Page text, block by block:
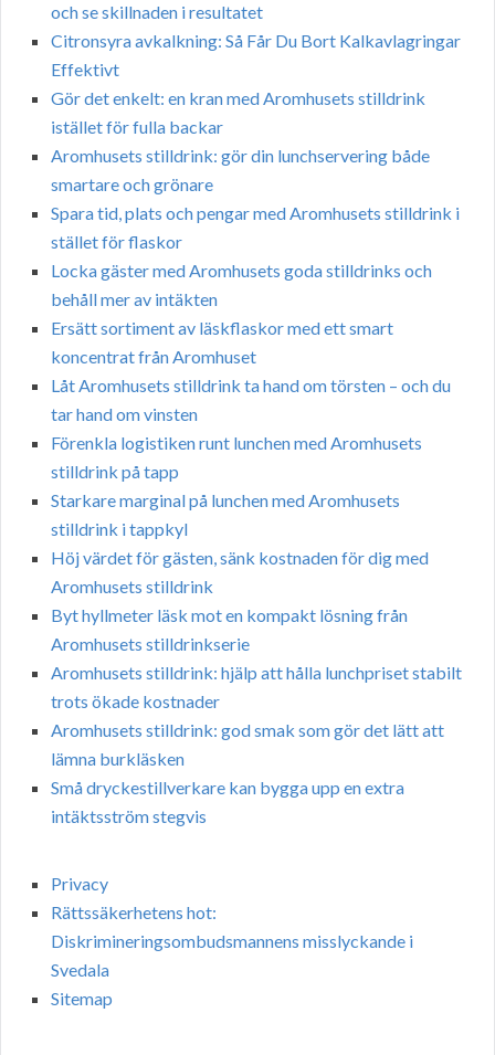
och se skillnaden i resultatet
Citronsyra avkalkning: Så Får Du Bort Kalkavlagringar
Effektivt
Gör det enkelt: en kran med Aromhusets stilldrink
istället för fulla backar
Aromhusets stilldrink: gör din lunchservering både
smartare och grönare
Spara tid, plats och pengar med Aromhusets stilldrink i
stället för flaskor
Locka gäster med Aromhusets goda stilldrinks och
behåll mer av intäkten
Ersätt sortiment av läskflaskor med ett smart
koncentrat från Aromhuset
Låt Aromhusets stilldrink ta hand om törsten – och du
tar hand om vinsten
Förenkla logistiken runt lunchen med Aromhusets
stilldrink på tapp
Starkare marginal på lunchen med Aromhusets
stilldrink i tappkyl
Höj värdet för gästen, sänk kostnaden för dig med
Aromhusets stilldrink
Byt hyllmeter läsk mot en kompakt lösning från
Aromhusets stilldrinkserie
Aromhusets stilldrink: hjälp att hålla lunchpriset stabilt
trots ökade kostnader
Aromhusets stilldrink: god smak som gör det lätt att
lämna burkläsken
Små dryckestillverkare kan bygga upp en extra
intäktsström stegvis
Privacy
Rättssäkerhetens hot:
Diskrimineringsombudsmannens misslyckande i
Svedala
Sitemap